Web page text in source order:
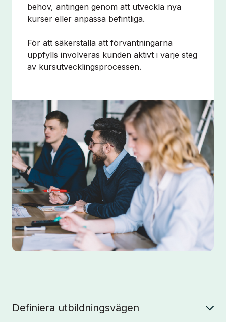
behov, antingen genom att utveckla nya
kurser eller anpassa befintliga.
För att säkerställa att förväntningarna
uppfylls involveras kunden aktivt i varje steg
av kursutvecklingsprocessen.
Definiera utbildningsvägen